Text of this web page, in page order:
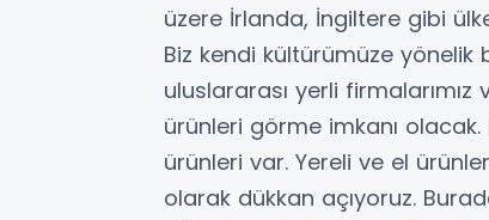
üzere İrlanda, İngiltere gibi
Biz kendi kültürümüze yönelik
uluslararası yerli
ürünleri görme imkanı
ürünleri var. Yereli ve el
olarak dükkan açıyoruz.